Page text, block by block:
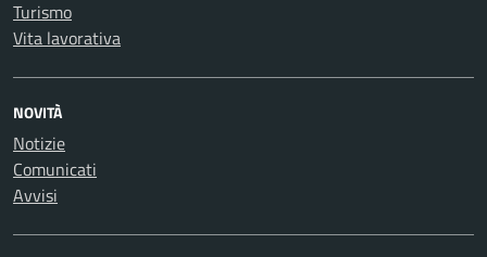
Turismo
Vita lavorativa
NOVITÀ
Notizie
Comunicati
Avvisi